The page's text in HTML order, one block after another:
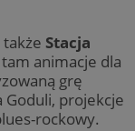
Stacja
animacje dla
grę
Goduli, projekcje
rockowy.